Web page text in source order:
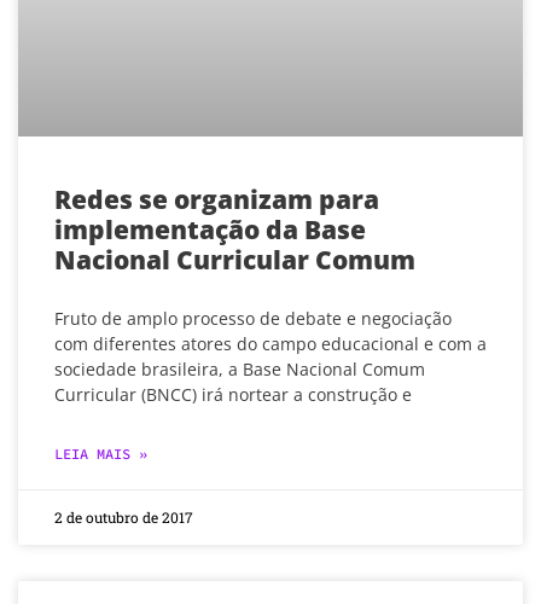
Redes se organizam para
implementação da Base
Nacional Curricular Comum
Fruto de amplo processo de debate e negociação
com diferentes atores do campo educacional e com a
sociedade brasileira, a Base Nacional Comum
Curricular (BNCC) irá nortear a construção e
LEIA MAIS »
2 de outubro de 2017